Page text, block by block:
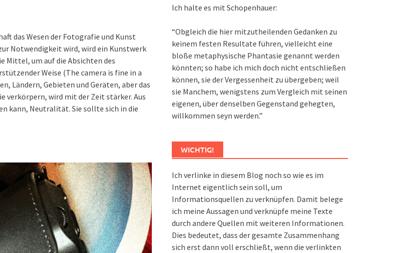
das Wesen der Fotografie und Kunst
Notwendigkeit wird, wird ein Kunstwerk
Mittel, um auf die Absichten des
Weise (The camera is fine in a
Ländern, Gebieten und Geräten, aber das
verkörpern, wird mit der Zeit stärker. Aus
kann, Neutralität. Sie sollte sich in die
Ich halte es mit Schopenhauer:
“Obgleich die hier mitzutheilenden Gedanken zu
keinem festen Resultate führen, vielleicht eine
bloße metaphysische Phantasie genannt werden
könnten; so habe ich mich doch nicht entschließen
können, sie der Vergessenheit zu übergeben; weil
sie Manchem, wenigstens zum Vergleich mit seinen
eigenen, über denselben Gegenstand gehegten,
willkommen seyn werden.”
WICHTIG!
Ich verlinke in diesem Blog noch so wie es im
Internet eigentlich sein soll, um
Informationsquellen zu verknüpfen. Damit belege
ich meine Aussagen und verknüpfe meine Texte
durch andere Quellen mit weiteren Informationen.
Dies bedeutet, dass der gesamte Zusammenhang
sich erst dann voll erschließt, wenn die verlinkten